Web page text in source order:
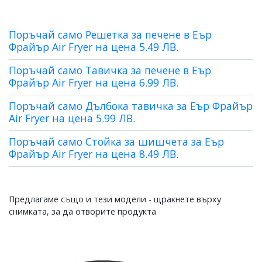
Поръчай само Решетка за печене в Еър
Фрайър Air Fryer на цена 5.49 ЛВ.
Поръчай само Тавичка за печене в Еър
Фрайър Air Fryer на цена 6.99 ЛВ.
Поръчай само Дълбока тавичка за Еър Фрайър
Air Fryer на цена 5.99 ЛВ.
Поръчай само Стойка за шишчета за Еър
Фрайър Air Fryer на цена 8.49 ЛВ.
Предлагаме също и тези модели - щракнете върху
снимката, за да отворите продукта